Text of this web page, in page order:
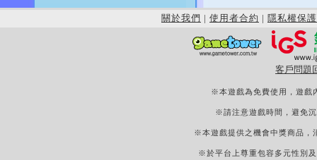
關於我們 | 使用者合約 | 隱私權保護
客戶問題
※本遊戲為免費使用，遊戲
※請注意遊戲時間，避免
※本遊戲提供之機會中獎商品，
※於平台上尊重包容多元性別